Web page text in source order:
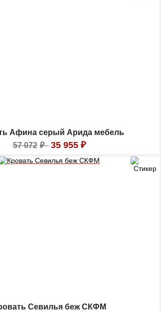
Афина серый Арида мебель
57 072 ₽ 35 955 ₽
Севилья беж СКФМ